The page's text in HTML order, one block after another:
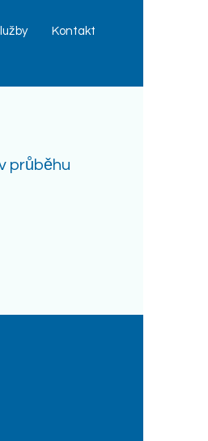
Kontakt
průběhu